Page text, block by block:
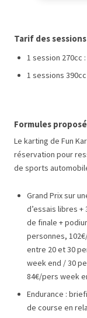
Tarif des
1 session 270cc
1 sessions
Formules
Le karting de Fun
réservation pour
de sports
Grand Prix sur
d’essais libres +
de finale +
personnes,
entre 20 et 30
week end / 30
84€/pers week
Endurance :
de course en